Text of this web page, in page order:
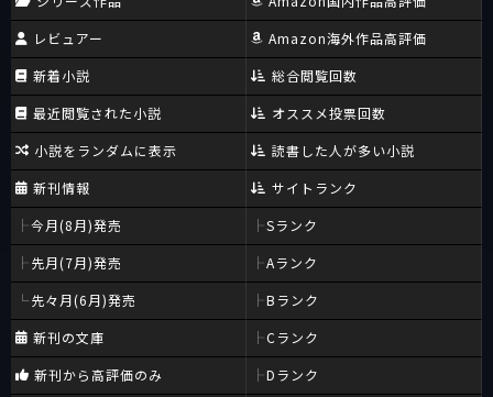
レビュアー
新着小説
最近閲覧された小説
小説をランダムに表示
新刊情報
今月(8月)発売
先月(7月)発売
先々月(6月)発売
新刊の文庫
新刊から高評価のみ
Amazon海外作品高評価
総合閲覧回数
オススメ投票回数
読書した人が多い小説
サイトランク
Sランク
Aランク
Bランク
Cランク
Dランク